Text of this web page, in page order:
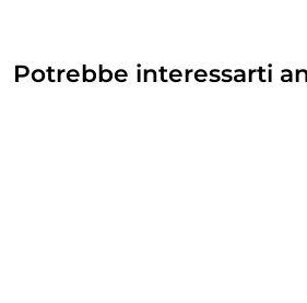
Potrebbe interessarti